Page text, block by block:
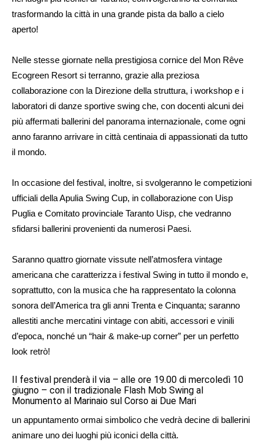
trasformando la città in una grande pista da ballo a cielo
aperto!
Nelle stesse giornate nella prestigiosa cornice del Mon Rêve
Ecogreen Resort si terranno, grazie alla preziosa
collaborazione con la Direzione della struttura, i workshop e i
laboratori di danze sportive swing che, con docenti alcuni dei
più affermati ballerini del panorama internazionale, come ogni
anno faranno arrivare in città centinaia di appassionati da tutto
il mondo.
In occasione del festival, inoltre, si svolgeranno le competizioni
ufficiali della Apulia Swing Cup, in collaborazione con Uisp
Puglia e Comitato provinciale Taranto Uisp, che vedranno
sfidarsi ballerini provenienti da numerosi Paesi.
Saranno quattro giornate vissute nell’atmosfera vintage
americana che caratterizza i festival Swing in tutto il mondo e,
soprattutto, con la musica che ha rappresentato la colonna
sonora dell’America tra gli anni Trenta e Cinquanta; saranno
allestiti anche mercatini vintage con abiti, accessori e vinili
d’epoca, nonché un “hair & make-up corner” per un perfetto
look retrò!
Il festival prenderà il via – alle ore 19.00 di mercoledì 10
giugno – con il tradizionale Flash Mob Swing al
Monumento al Marinaio sul Corso ai Due Mari
un appuntamento ormai simbolico che vedrà decine di ballerini
animare uno dei luoghi più iconici della città.